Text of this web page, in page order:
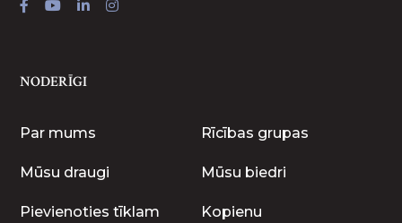
NODERĪGI
Par mums Rīcības grupas
Mūsu draugi Mūsu biedri
Pievienoties tīklam
Kopienu